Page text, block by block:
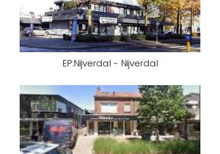
EP:Nijverdal - Nijverdal